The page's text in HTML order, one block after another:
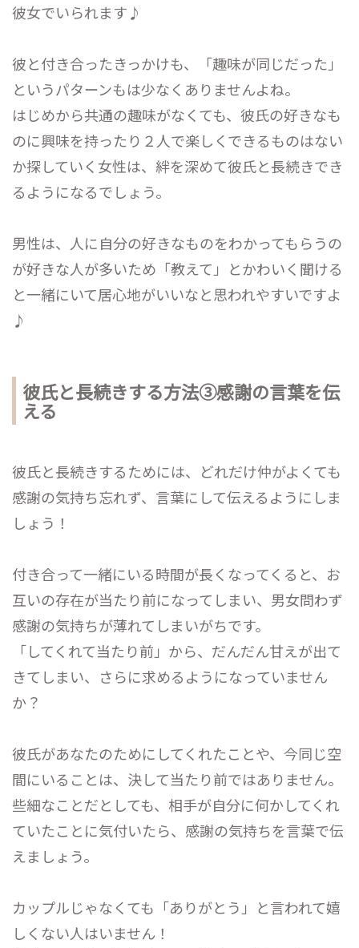
彼女でいられます♪
彼と付き合ったきっかけも、「趣味が同じだった」
というパターンもは少なくありませんよね。
はじめから共通の趣味がなくても、彼氏の好きなも
のに興味を持ったり２人で楽しくできるものはない
か探していく女性は、絆を深めて彼氏と長続きでき
るようになるでしょう。
男性は、人に自分の好きなものをわかってもらうの
が好きな人が多いため「教えて」とかわいく聞ける
と一緒にいて居心地がいいなと思われやすいですよ
♪
彼氏と長続きする方法③感謝の言葉を伝
える
彼氏と長続きするためには、どれだけ仲がよくても
感謝の気持ち忘れず、言葉にして伝えるようにしま
しょう！
付き合って一緒にいる時間が長くなってくると、お
互いの存在が当たり前になってしまい、男女問わず
感謝の気持ちが薄れてしまいがちです。
「してくれて当たり前」から、だんだん甘えが出て
きてしまい、さらに求めるようになっていません
か？
彼氏があなたのためにしてくれたことや、今同じ空
間にいることは、決して当たり前ではありません。
些細なことだとしても、相手が自分に何かしてくれ
ていたことに気付いたら、感謝の気持ちを言葉で伝
えましょう。
カップルじゃなくても「ありがとう」と言われて嬉
しくない人はいません！